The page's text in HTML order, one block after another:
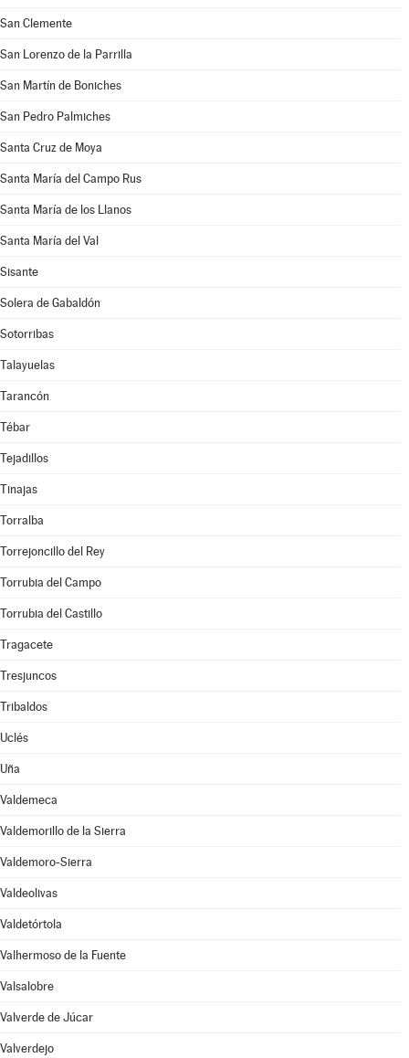
San Clemente
San Lorenzo de la Parrilla
San Martín de Boniches
San Pedro Palmiches
Santa Cruz de Moya
Santa María del Campo Rus
Santa María de los Llanos
Santa María del Val
Sisante
Solera de Gabaldón
Sotorribas
Talayuelas
Tarancón
Tébar
Tejadillos
Tinajas
Torralba
Torrejoncillo del Rey
Torrubia del Campo
Torrubia del Castillo
Tragacete
Tresjuncos
Tribaldos
Uclés
Uña
Valdemeca
Valdemorillo de la Sierra
Valdemoro-Sierra
Valdeolivas
Valdetórtola
Valhermoso de la Fuente
Valsalobre
Valverde de Júcar
Valverdejo